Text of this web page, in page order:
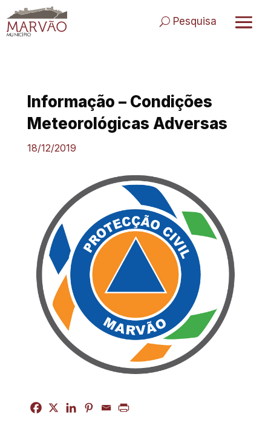
to
content
Pesquisa
Informação – Condições
Meteorológicas Adversas
18/12/2019